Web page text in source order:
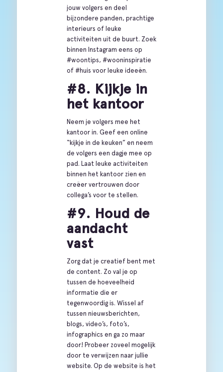
jouw volgers en deel
bijzondere panden, prachtige
interieurs of leuke
activiteiten uit de buurt. Zoek
binnen Instagram eens op
#woontips, #wooninspiratie
of #huis voor leuke ideeën.
#8. Kijkje in
het kantoor
Neem je volgers mee het
kantoor in. Geef een online
“kijkje in de keuken” en neem
de volgers een dagje mee op
pad. Laat leuke activiteiten
binnen het kantoor zien en
creëer vertrouwen door
collega’s voor te stellen.
#9. Houd de
aandacht
vast
Zorg dat je creatief bent met
de content. Zo val je op
tussen de hoeveelheid
informatie die er
tegenwoordig is. Wissel af
tussen nieuwsberichten,
blogs, video’s, foto’s,
infographics en ga zo maar
door! Probeer zoveel mogelijk
door te verwijzen naar jullie
website. Op de website is het